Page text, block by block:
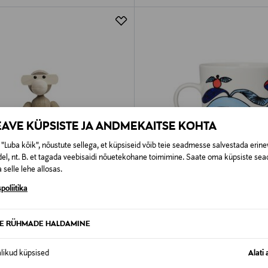
KÜPSISTE JA ANDMEKAITSE KOHTA
"Luba kõik", nõustute sellega, et küpsiseid võib teie seadmesse salvestada
nt. B. et tagada veebisaidi nõuetekohane toimimine. Saate oma küpsiste
selle lehe allosas.
RÜHMADE HALDAMINE
küpsised Alati
ahvifiguur 20 cm
Kruus Puutarhurit, 0,5 l